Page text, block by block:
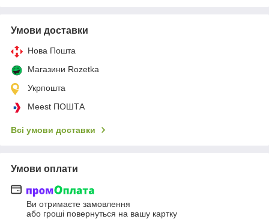
Умови доставки
Нова Пошта
Магазини Rozetka
Укрпошта
Meest ПОШТА
Всі умови доставки
Умови оплати
Ви отримаєте замовлення
або гроші повернуться на вашу картку